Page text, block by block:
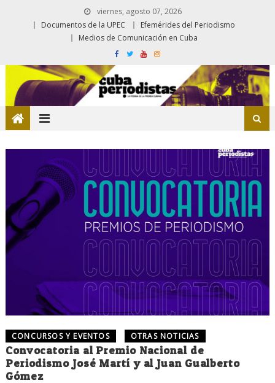
viernes, agosto 07, 2026
Documentos de la UPEC
Efemérides del Periodismo
Medios de Comunicación en Cuba
CONCURSOS Y EVENTOS OTRAS NOTICIAS
Convocatoria al Premio Nacional de
Periodismo José Martí y al Juan Gualberto
Gómez